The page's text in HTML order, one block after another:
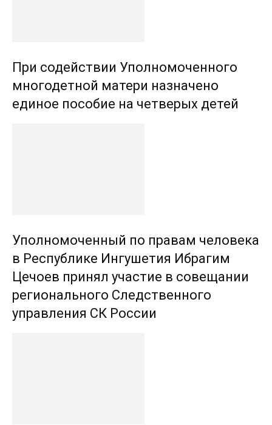
При содействии Уполномоченного
многодетной матери назначено
единое пособие на четверых детей
Уполномоченный по правам человека
в Республике Ингушетия Ибрагим
Цечоев принял участие в совещании
регионального Следственного
управления СК России